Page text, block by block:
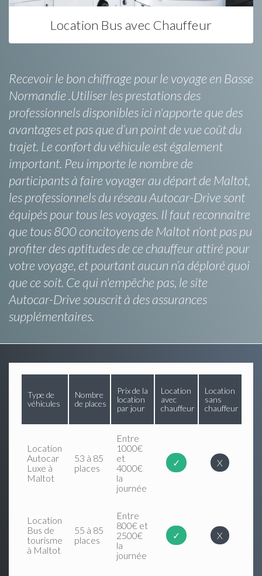
Location Bus avec Chauffeur
Recevoir le bon chiffrage pour le voyage en Basse
Normandie .Utiliser les prestations des
professionnels disponibles ici n'apporte que des
avantages et pas que d’un point de vue coût du
trajet. Le confort du véhicule est également
important. Peu importe le nombre de
participants à faire voyager au départ de Maltot,
les professionnels du réseau Autocar-Drive sont
équipés pour tous les voyages. Il faut reconnaitre
que tous 800 concitoyens de Maltot n’ont pas pu
profiter des aptitudes de ce chauffeur attiré pour
votre voyage, et pourtant aucun n’a déploré quoi
que ce soit. Ce qui n'empêche pas, le site
Autocar-Drive souscrit à des assurances
supplémentaires.
Type de
véhicules
Nombre
de places
Prix de la
location
par jour
Location
avec
chauffeur
Location
sans
chauffeur
Location
Autocar
Luxe à
Maltot
53 à 85
places
Entre
1000€
et
4000€
la
journée
✓ X
Location
Bus de
tourisme
à Maltot
55 à 85
places
Entre
800€ et
2500€
la
journée
✓ X